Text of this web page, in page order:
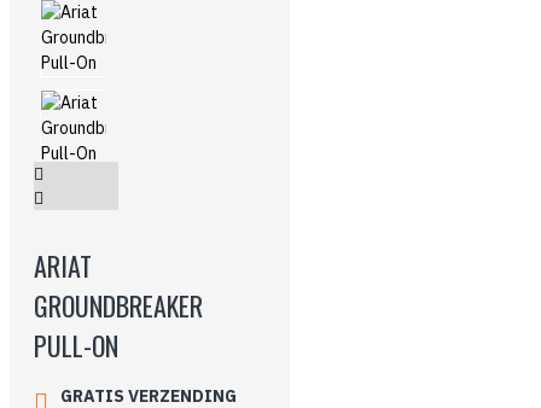
ARIAT
GROUNDBREAKER
PULL-ON
GRATIS VERZENDING